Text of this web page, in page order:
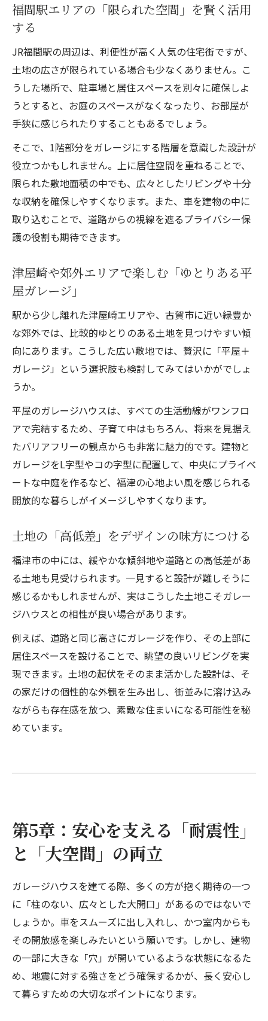
福間駅エリアの「限られた空間」を賢く活用
する
JR福間駅の周辺は、利便性が高く人気の住宅街ですが、
土地の広さが限られている場合も少なくありません。こ
うした場所で、駐車場と居住スペースを別々に確保しよ
うとすると、お庭のスペースがなくなったり、お部屋が
手狭に感じられたりすることもあるでしょう。
そこで、1階部分をガレージにする階層を意識した設計が
役立つかもしれません。上に居住空間を重ねることで、
限られた敷地面積の中でも、広々としたリビングや十分
な収納を確保しやすくなります。また、車を建物の中に
取り込むことで、道路からの視線を遮るプライバシー保
護の役割も期待できます。
津屋崎や郊外エリアで楽しむ「ゆとりある平
屋ガレージ」
駅から少し離れた津屋崎エリアや、古賀市に近い緑豊か
な郊外では、比較的ゆとりのある土地を見つけやすい傾
向にあります。こうした広い敷地では、贅沢に「平屋＋
ガレージ」という選択肢も検討してみてはいかがでしょ
うか。
平屋のガレージハウスは、すべての生活動線がワンフロ
アで完結するため、子育て中はもちろん、将来を見据え
たバリアフリーの観点からも非常に魅力的です。建物と
ガレージをL字型やコの字型に配置して、中央にプライベ
ートな中庭を作るなど、福津の心地よい風を感じられる
開放的な暮らしがイメージしやすくなります。
土地の「高低差」をデザインの味方につける
福津市の中には、緩やかな傾斜地や道路との高低差があ
る土地も見受けられます。一見すると設計が難しそうに
感じるかもしれませんが、実はこうした土地こそガレー
ジハウスとの相性が良い場合があります。
例えば、道路と同じ高さにガレージを作り、その上部に
居住スペースを設けることで、眺望の良いリビングを実
現できます。土地の起伏をそのまま活かした設計は、そ
の家だけの個性的な外観を生み出し、街並みに溶け込み
ながらも存在感を放つ、素敵な住まいになる可能性を秘
めています。
第5章：安心を支える「耐震性」
と「大空間」の両立
ガレージハウスを建てる際、多くの方が抱く期待の一つ
に「柱のない、広々とした大開口」があるのではないで
しょうか。車をスムーズに出し入れし、かつ室内からも
その開放感を楽しみたいという願いです。しかし、建物
の一部に大きな「穴」が開いているような状態になるた
め、地震に対する強さをどう確保するかが、長く安心し
て暮らすための大切なポイントになります。